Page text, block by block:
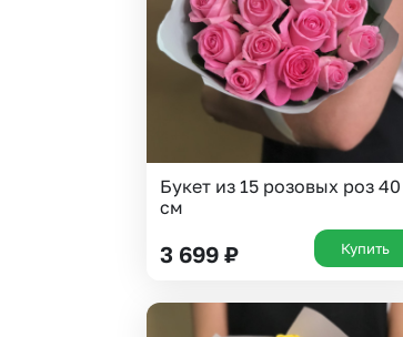
Букет из 15 розовых роз 40
см
3 699 ₽ Купить